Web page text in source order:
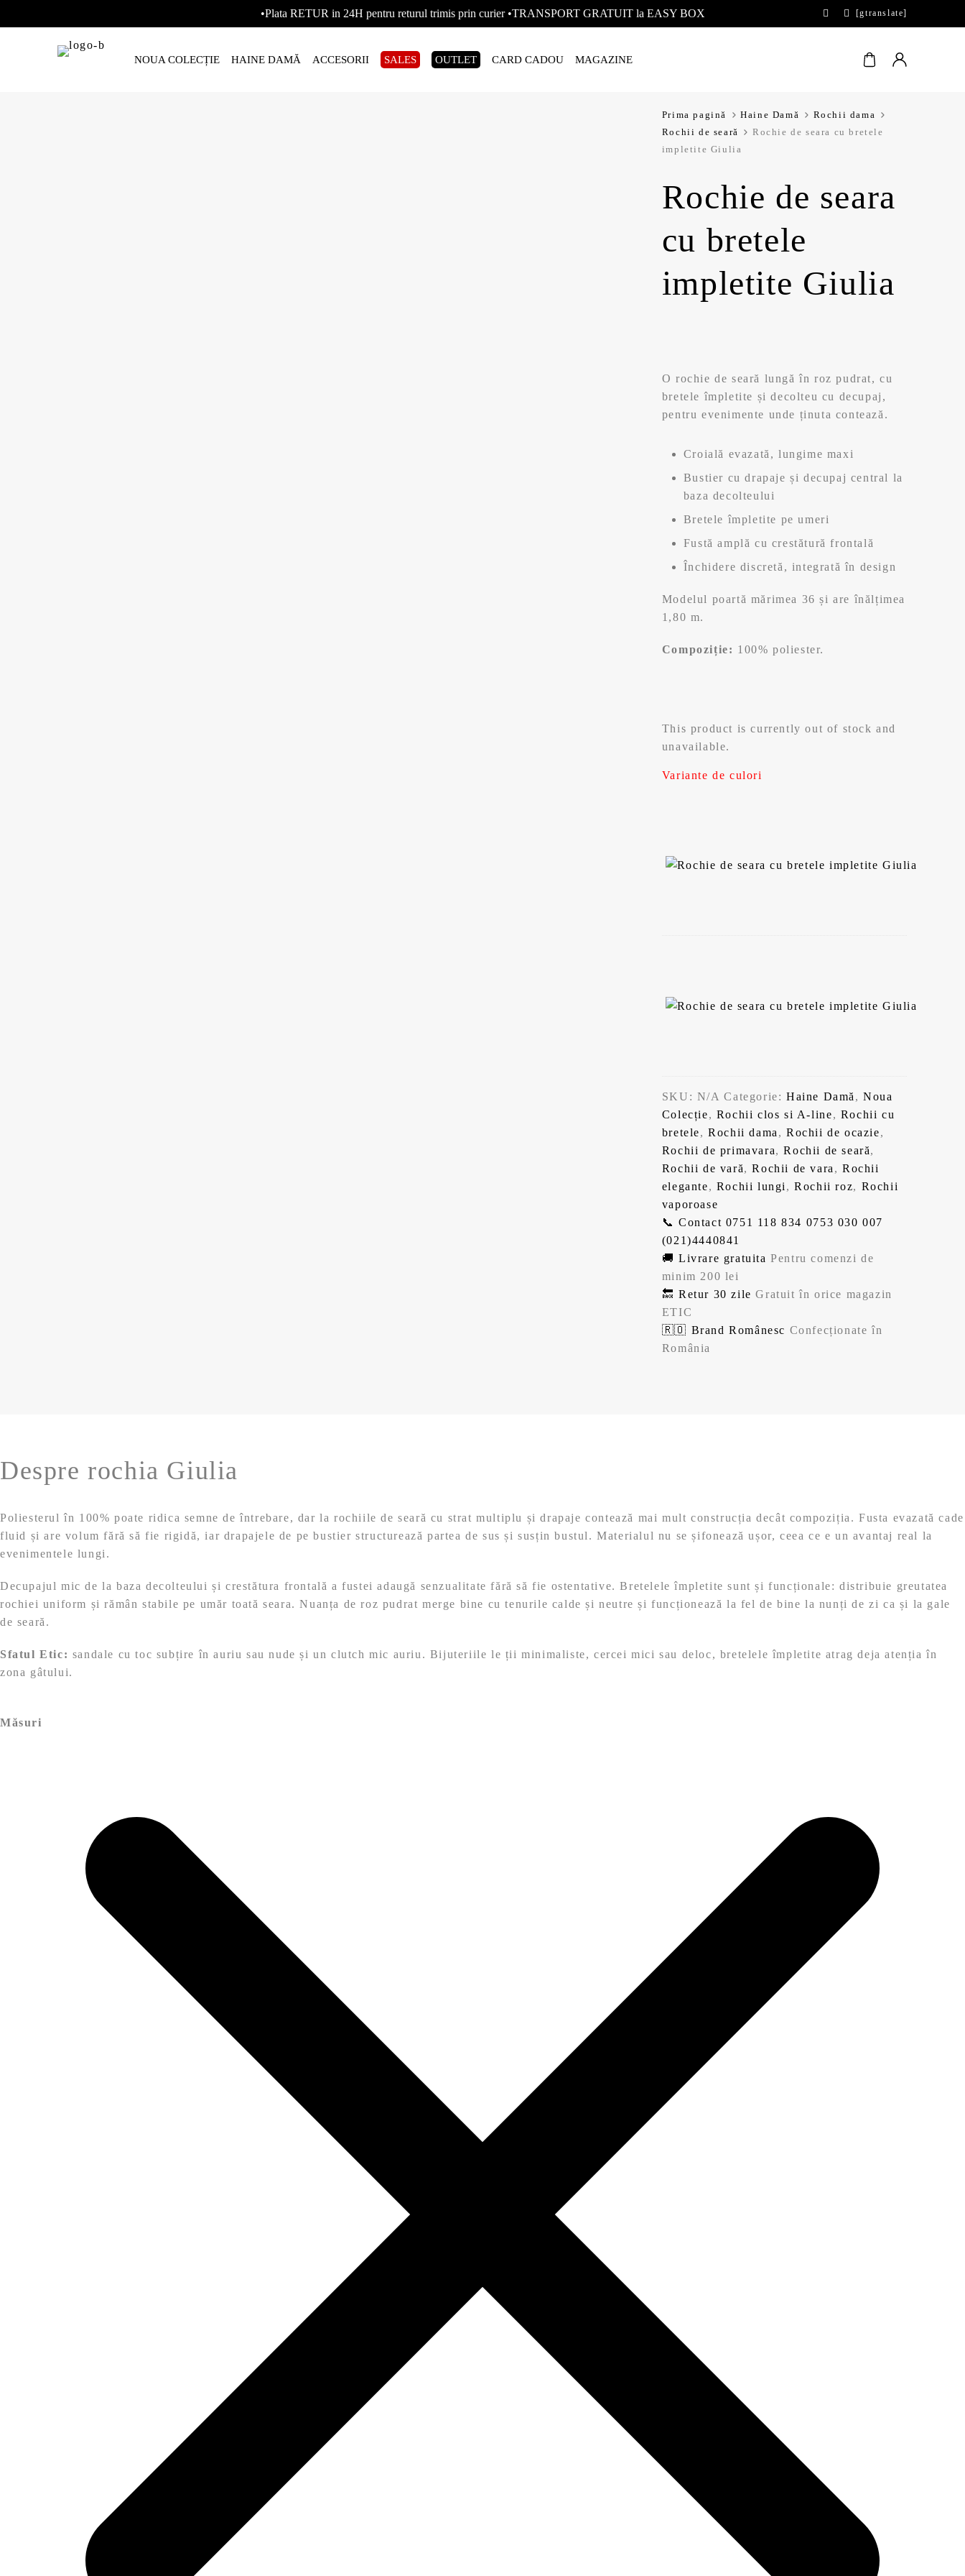
•Plata RETUR in 24H pentru returul trimis prin curier •TRANSPORT GRATUIT la EASY BOX [gtranslate]
NOUA COLECȚIE HAINE DAMĂ ACCESORII SALES OUTLET CARD CADOU MAGAZINE
Prima pagină Haine Damă
Rochii dama
Rochii de seară
Rochie de seara cu bretele
impletite Giulia
Rochie de seara
cu bretele
impletite Giulia
O rochie de seară lungă în roz pudrat, cu
bretele împletite și decolteu cu decupaj,
pentru evenimente unde ținuta contează.
Croială evazată, lungime maxi
Bustier cu drapaje și decupaj central la
baza decolteului
Bretele împletite pe umeri
Fustă amplă cu crestătură frontală
Închidere discretă, integrată în design
Modelul poartă mărimea 36 și are înălțimea
1,80 m.
Compoziție: 100% poliester.
This product is currently out of stock and
unavailable.
Variante de culori
SKU: N/A Categorie: Haine Damă ,Noua
Colecție, Rochii clos si A-line, Rochii cu
bretele,Rochii dama ,Rochii de ocazie,
Rochii de primavara,Rochii de seară,
Rochii de vară,Rochii de vara ,Rochii
elegante, Rochii lungi ,Rochii roz, Rochii
vaporoase
📞 Contact 0751 118 834 0753 030 007
(021)4440841
🚚 Livrare gratuitaPentru comenzi de
minim 200 lei
🔙 Retur 30 zile Gratuit în orice magazin
ETIC
🇷🇴 Brand Românesc Confecționate în
România
Despre rochia Giulia
Poliesterul în 100% poate ridica semne de întrebare, dar la rochiile de seară cu strat multiplu și drapaje contează mai mult construcția decât compoziția. Fusta evazată cade
fluid și are volum fără să fie rigidă, iar drapajele de pe bustier structurează partea de sus și susțin bustul. Materialul nu se șifonează ușor, ceea ce e un avantaj real la
evenimentele lungi.
Decupajul mic de la baza decolteului și crestătura frontală a fustei adaugă senzualitate fără să fie ostentative. Bretelele împletite sunt și funcționale: distribuie greutatea
rochiei uniform și rămân stabile pe umăr toată seara. Nuanța de roz pudrat merge bine cu tenurile calde și neutre și funcționează la fel de bine la nunți de zi ca și la gale
de seară.
Sfatul Etic: sandale cu toc subțire în auriu sau nude și un clutch mic auriu. Bijuteriile le ții minimaliste, cercei mici sau deloc, bretelele împletite atrag deja atenția în
zona gâtului.
Măsuri